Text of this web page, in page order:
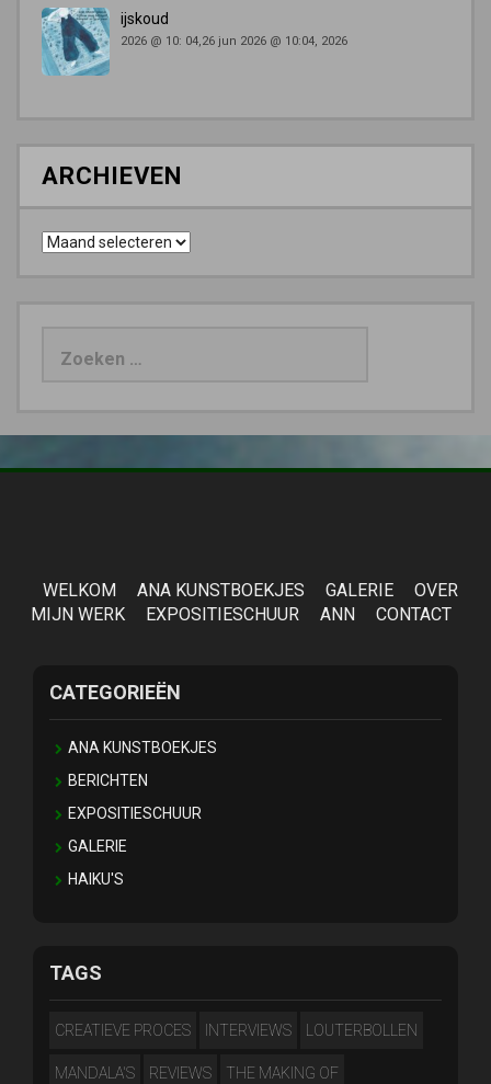
ijskoud
2026 @ 10: 04,26 jun 2026 @ 10:04, 2026
ARCHIEVEN
Archieven
WELKOM ANA KUNSTBOEKJES GALERIE
OVER
MIJN WERK
EXPOSITIESCHUUR ANN CONTACT
CATEGORIEËN
ANA KUNSTBOEKJES
BERICHTEN
EXPOSITIESCHUUR
GALERIE
HAIKU'S
TAGS
CREATIEVE PROCES INTERVIEWS LOUTERBOLLEN
MANDALA'S REVIEWS THE MAKING OF